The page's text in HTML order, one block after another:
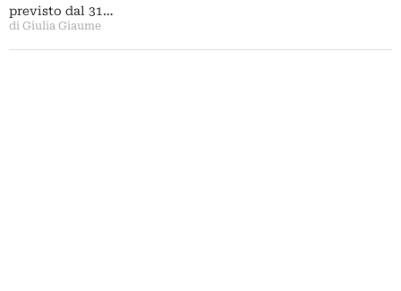
previsto dal 31…
di Giulia Giaume